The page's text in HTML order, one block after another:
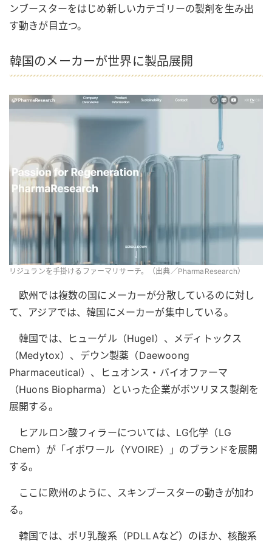
ンブースターをはじめ新しいカテゴリーの製剤を生み出
す動きが目立つ。
韓国のメーカーが世界に製品展開
リジュランを手掛けるファーマリサーチ。（出典／PharmaResearch）
欧州では複数の国にメーカーが分散しているのに対し
て、アジアでは、韓国にメーカーが集中している。
韓国では、ヒューゲル（Hugel）、メディトックス
（Medytox）、デウン製薬（Daewoong
Pharmaceutical）、ヒュオンス・バイオファーマ
（Huons Biopharma）といった企業がボツリヌス製剤を
展開する。
ヒアルロン酸フィラーについては、LG化学（LG
Chem）が「イボワール（YVOIRE）」のブランドを展開
する。
ここに欧州のように、スキンブースターの動きが加わ
る。
韓国では、ポリ乳酸系（PDLLAなど）のほか、核酸系